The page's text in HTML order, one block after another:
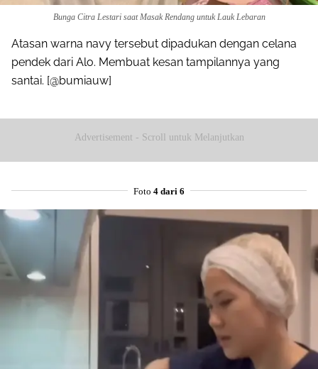
Bunga Citra Lestari saat Masak Rendang untuk Lauk Lebaran
Atasan warna navy tersebut dipadukan dengan celana
pendek dari Alo. Membuat kesan tampilannya yang
santai. [@bumiauw]
Advertisement - Scroll untuk Melanjutkan
Foto 4 dari 6